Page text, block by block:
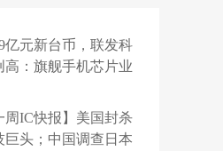
Air 快断货
等等党不能再等了
官宣乾崑智驾 ADS
V5.0 将支持园区领
亿元新台币，联发科
高：旗舰手机芯片业
周IC快报】美国封杀
巨头；中国调查日本